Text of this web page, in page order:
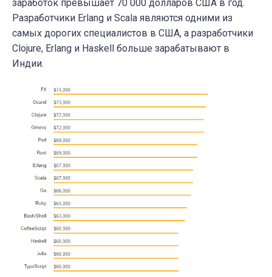
заработок превышает 70 000 долларов США в год.
Разработчики Erlang и Scala являются одними из
самых дорогих специалистов в США, а разработчики
Clojure, Erlang и Haskell больше зарабатывают в
Индии.